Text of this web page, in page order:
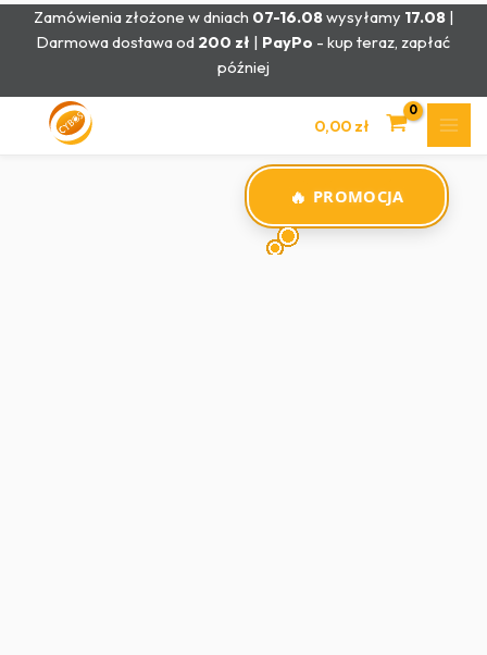
PrzejdźZamówienia złożone w dniach 07-16.08wysyłamy 17.08|
Darmowa dostawa od 200 zł | PayPo - kup teraz, zapłać
później
0,00 zł
PROMOCJA